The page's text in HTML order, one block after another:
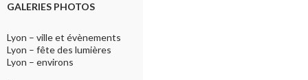
GALERIES PHOTOS
Lyon – ville et évènements
Lyon – fête des lumières
Lyon – environs